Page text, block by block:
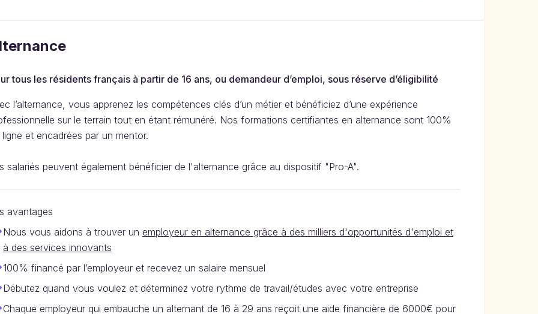
tous les résidents français à partir de 16 ans, ou demandeur d’emploi, sous réserve d’éligibilité
l’alternance, vous apprenez les compétences clés d’un métier et bénéficiez d’une expérience
sur le terrain tout en étant rémunéré. Nos formations certifiantes en alternance sont 100%
et encadrées par un mentor.
salariés peuvent également bénéficier de l'alternance grâce au dispositif "Pro-A".
avantages
Nous vous aidons à trouver un employeur en alternance grâce à des milliers d'opportunités d'emploi et
à des services innovants
100% financé par l’employeur et recevez un salaire mensuel
Débutez quand vous voulez et déterminez votre rythme de travail/études avec votre entreprise
Chaque employeur qui embauche un alternant de 16 à 29 ans reçoit une aide financière de 6000€ pour